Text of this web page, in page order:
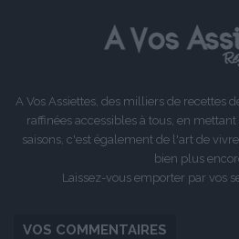
A Vos Assiettes, des milliers de recettes
raffinées accessibles à tous, en
saisons, c'est également de l'art de
bien plus encore
Laissez-vous emporter par vos
VOS COMMENTAIRES